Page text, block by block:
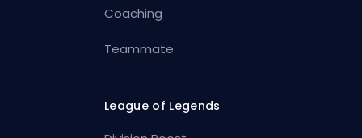
Coaching
Teammate
League of Legends